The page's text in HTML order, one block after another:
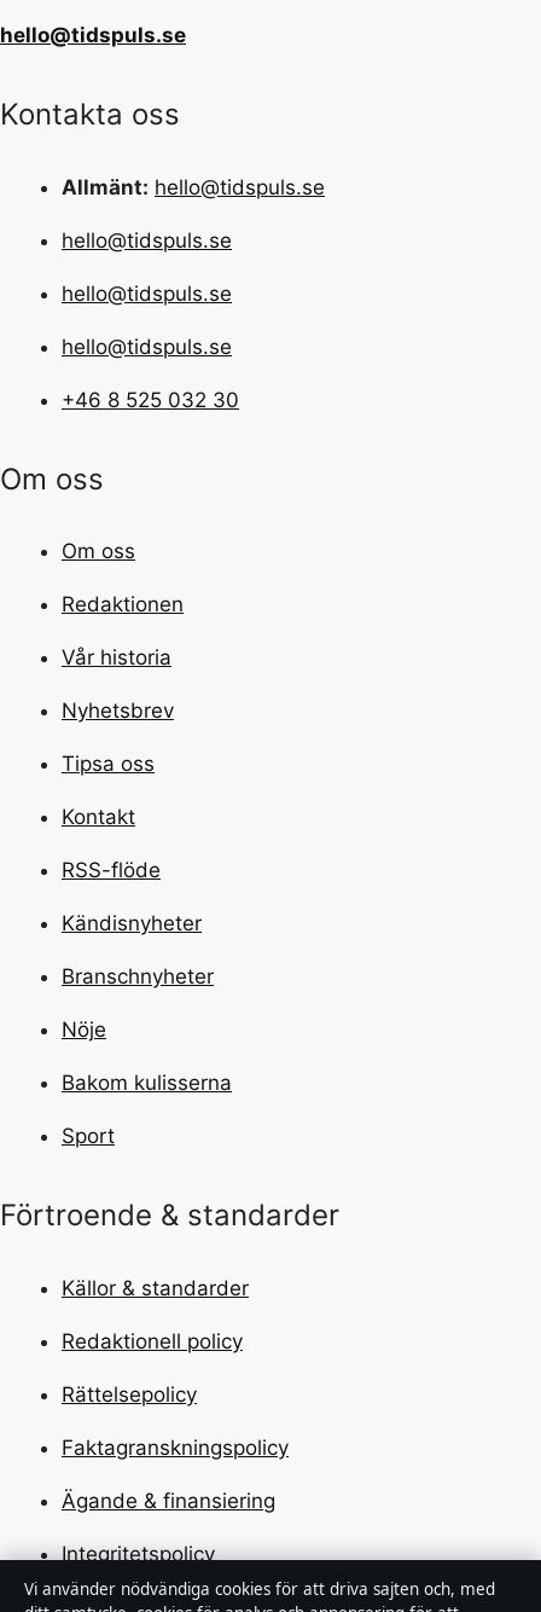
hello@tidspuls.se
Kontakta oss
Allmänt: hello@tidspuls.se
hello@tidspuls.se
hello@tidspuls.se
hello@tidspuls.se
+46 8 525 032 30
Om oss
Om oss
Redaktionen
Vår historia
Nyhetsbrev
Tipsa oss
Kontakt
RSS-flöde
Kändisnyheter
Branschnyheter
Nöje
Bakom kulisserna
Sport
Förtroende & standarder
Källor & standarder
Redaktionell policy
Rättelsepolicy
Faktagranskningspolicy
Ägande & finansiering
Integritetspolicy
Cookiepolicy
Vi använder nödvändiga cookies för att driva sajten och, med